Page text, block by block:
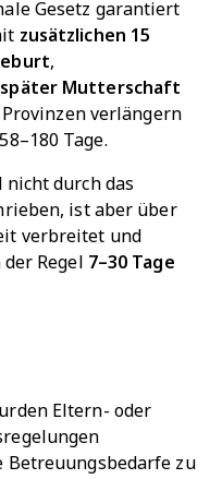
Gesetz garantiert
zusätzlichen 15
,
später Mutterschaft
verlängern
Tage.
nicht durch das
ist aber über
verbreitet und
Regel 7–30 Tage
Eltern- oder
zu